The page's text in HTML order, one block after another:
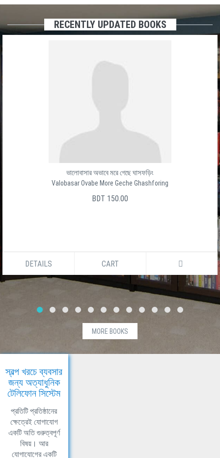
RECENTLY UPDATED BOOKS
ভালোবাসার অভাবে মরে গেছে ঘাসফড়িং
Valobasar Ovabe More Geche Ghashforing
BDT 150.00
DETAILS CART
MORE BOOKS
স্বল্প খরচে ব্যবসার
জন্য অত্যাধুনিক
টেলিফোন সিস্টেম
প্রতিটি প্রতিষ্ঠানের
ক্ষেত্রেই যোগাযোগ
একটি অতি গুরুত্বপূর্ণ
বিষয়। আর
যোগাযোগের একটি